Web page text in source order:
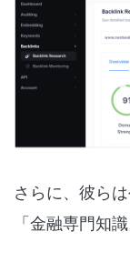
さらに、彼ら
「金融専門知